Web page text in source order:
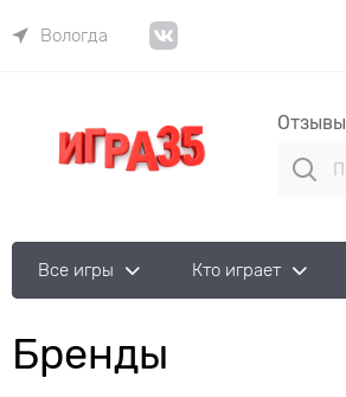
Вологда
Отзывы
Все игры Кто играет
Бренды